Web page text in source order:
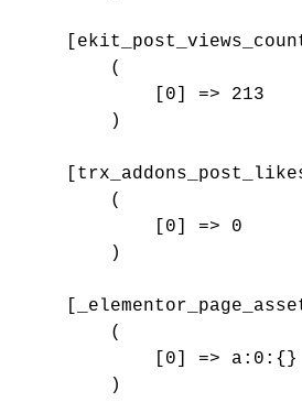
        (
            [0] => 213
        )
        (
            [0] => 0
        )
        (
            [0] => a:0:{}
        )